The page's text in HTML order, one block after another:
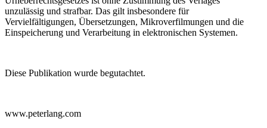
unzulässig und strafbar. Das gilt insbesondere für
Vervielfältigungen, Übersetzungen, Mikroverfilmungen und die
Einspeicherung und Verarbeitung in elektronischen Systemen.
Diese Publikation wurde begutachtet.
www.peterlang.com